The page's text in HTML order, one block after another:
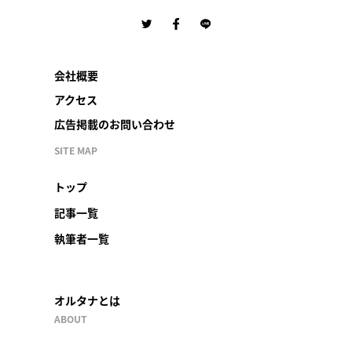
会社概要
アクセス
広告掲載のお問い合わせ
SITE MAP
トップ
記事一覧
執筆者一覧
オルタナとは
ABOUT